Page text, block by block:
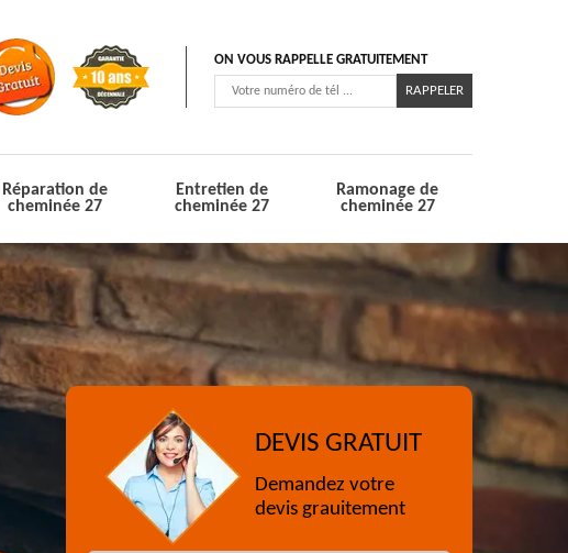
ON VOUS RAPPELLE GRATUITEMENT
Réparation de
cheminée 27
Entretien de
cheminée 27
Ramonage de
cheminée 27
DEVIS GRATUIT
Demandez votre
devis grauitement